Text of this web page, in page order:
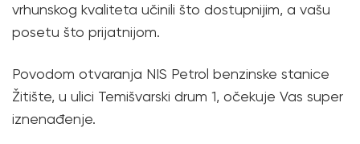
vrhunskog kvaliteta učinili što dostupnijim, a vašu
posetu što prijatnijom.
Povodom otvaranja NIS Petrol benzinske stanice
Žitište, u ulici Temišvarski drum 1, očekuje Vas super
iznenađenje.